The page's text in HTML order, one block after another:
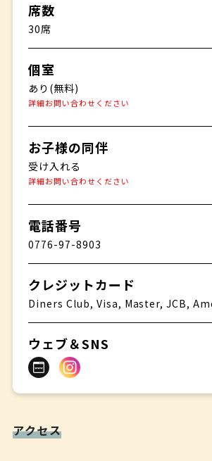
席数
30席
個室
あり(無料)
詳細お問い合わせください
お子様の同伴
受け入れる
詳細お問い合わせください
電話番号
0776-97-8903
クレジットカード
Diners Club, Visa, Master, JCB,
ウェブ＆SNS
アクセス